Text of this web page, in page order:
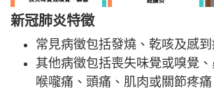
新冠肺炎特徵
常見病徵包括發燒、乾咳及感
其他病徵包括喪失味覺或嗅覺、
喉嚨痛、頭痛、肌肉或關節疼